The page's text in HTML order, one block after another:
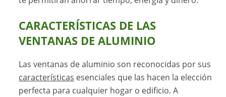
CARACTERÍSTICAS DE LAS
VENTANAS DE ALUMINIO
Las ventanas de aluminio son reconocidas por sus
características esenciales que las hacen la elección
perfecta para cualquier hogar o edificio. A